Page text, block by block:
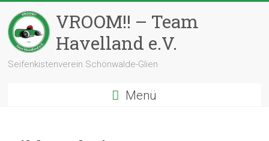
Inhalt
springen
VROOM!! – Team
Havelland e.V.
Seifenkistenverein Schönwalde-Glien
Menü